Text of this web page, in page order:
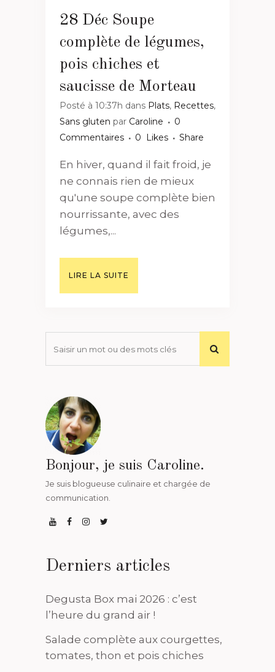
28 Déc Soupe
complète de légumes,
pois chiches et
saucisse de Morteau
Posté à 10:37h dans Plats, Recettes,
Sans gluten par Caroline
0
Commentaires
0 Likes Share
En hiver, quand il fait froid, je
ne connais rien de mieux
qu'une soupe complète bien
nourrissante, avec des
légumes,...
LIRE LA SUITE
Bonjour, je suis Caroline.
Je suis blogueuse culinaire et chargée de
communication.
Derniers articles
Degusta Box mai 2026 : c’est
l’heure du grand air !
Salade complète aux courgettes,
tomates, thon et pois chiches